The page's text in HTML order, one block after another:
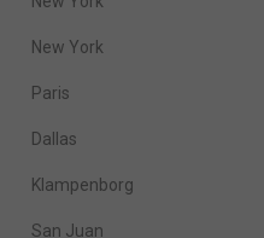
New York
Paris
Dallas
Klampenborg
San Juan